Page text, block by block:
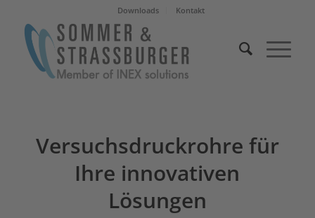
Downloads Kontakt
Versuchsdruckrohre für
Ihre innovativen
Lösungen